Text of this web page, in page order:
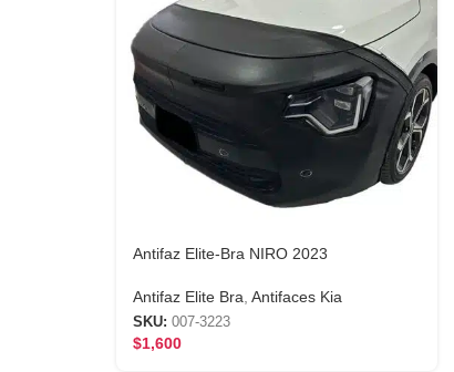
Antifaz Elite-Bra NIRO 2023
Antifaz Elite Bra, Antifaces Kia
SKU: 007-3223
$1,600